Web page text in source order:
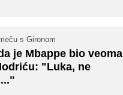
s Gironom
je Mbappe bio veoma
"Luka, ne